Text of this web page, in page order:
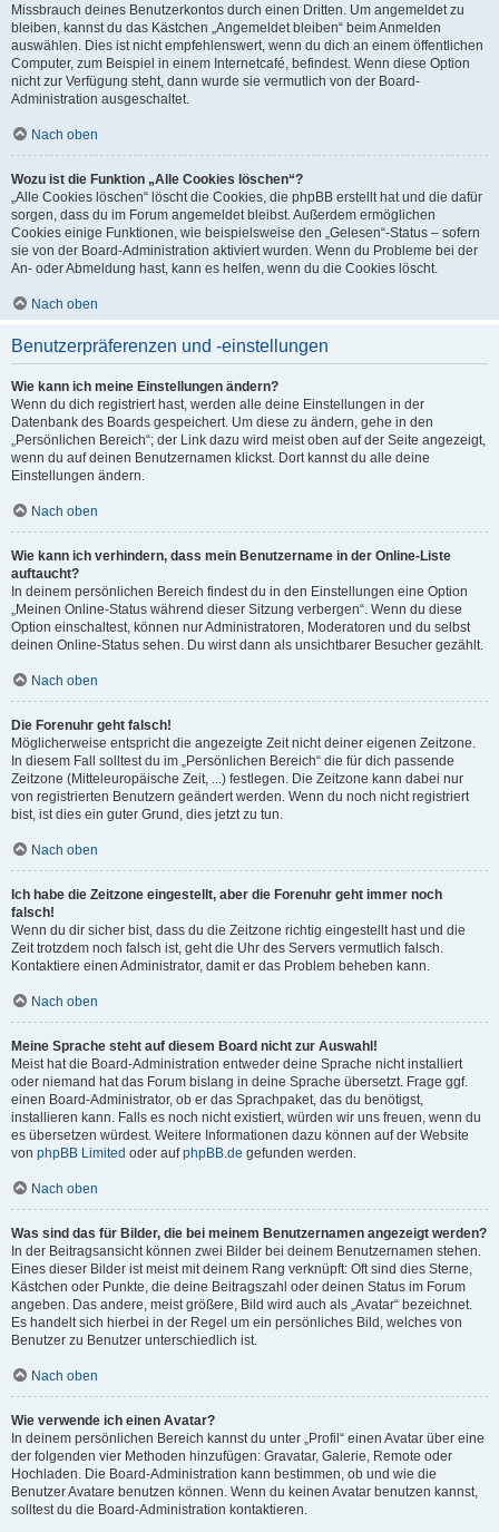
Missbrauch deines Benutzerkontos durch einen Dritten. Um angemeldet zu
bleiben, kannst du das Kästchen „Angemeldet bleiben“ beim Anmelden
auswählen. Dies ist nicht empfehlenswert, wenn du dich an einem öffentlichen
Computer, zum Beispiel in einem Internetcafé, befindest. Wenn diese Option
nicht zur Verfügung steht, dann wurde sie vermutlich von der Board-
Administration ausgeschaltet.
Nach oben
Wozu ist die Funktion „Alle Cookies löschen“?
„Alle Cookies löschen“ löscht die Cookies, die phpBB erstellt hat und die dafür
sorgen, dass du im Forum angemeldet bleibst. Außerdem ermöglichen
Cookies einige Funktionen, wie beispielsweise den „Gelesen“-Status – sofern
sie von der Board-Administration aktiviert wurden. Wenn du Probleme bei der
An- oder Abmeldung hast, kann es helfen, wenn du die Cookies löscht.
Nach oben
Benutzerpräferenzen und -einstellungen
Wie kann ich meine Einstellungen ändern?
Wenn du dich registriert hast, werden alle deine Einstellungen in der
Datenbank des Boards gespeichert. Um diese zu ändern, gehe in den
„Persönlichen Bereich“; der Link dazu wird meist oben auf der Seite angezeigt,
wenn du auf deinen Benutzernamen klickst. Dort kannst du alle deine
Einstellungen ändern.
Nach oben
Wie kann ich verhindern, dass mein Benutzername in der Online-Liste
auftaucht?
In deinem persönlichen Bereich findest du in den Einstellungen eine Option
„Meinen Online-Status während dieser Sitzung verbergen“. Wenn du diese
Option einschaltest, können nur Administratoren, Moderatoren und du selbst
deinen Online-Status sehen. Du wirst dann als unsichtbarer Besucher gezählt.
Nach oben
Die Forenuhr geht falsch!
Möglicherweise entspricht die angezeigte Zeit nicht deiner eigenen Zeitzone.
In diesem Fall solltest du im „Persönlichen Bereich“ die für dich passende
Zeitzone (Mitteleuropäische Zeit, ...) festlegen. Die Zeitzone kann dabei nur
von registrierten Benutzern geändert werden. Wenn du noch nicht registriert
bist, ist dies ein guter Grund, dies jetzt zu tun.
Nach oben
Ich habe die Zeitzone eingestellt, aber die Forenuhr geht immer noch
falsch!
Wenn du dir sicher bist, dass du die Zeitzone richtig eingestellt hast und die
Zeit trotzdem noch falsch ist, geht die Uhr des Servers vermutlich falsch.
Kontaktiere einen Administrator, damit er das Problem beheben kann.
Nach oben
Meine Sprache steht auf diesem Board nicht zur Auswahl!
Meist hat die Board-Administration entweder deine Sprache nicht installiert
oder niemand hat das Forum bislang in deine Sprache übersetzt. Frage ggf.
einen Board-Administrator, ob er das Sprachpaket, das du benötigst,
installieren kann. Falls es noch nicht existiert, würden wir uns freuen, wenn du
es übersetzen würdest. Weitere Informationen dazu können auf der Website
von phpBB Limited oder aufphpBB.de gefunden werden.
Nach oben
Was sind das für Bilder, die bei meinem Benutzernamen angezeigt werden?
In der Beitragsansicht können zwei Bilder bei deinem Benutzernamen stehen.
Eines dieser Bilder ist meist mit deinem Rang verknüpft: Oft sind dies Sterne,
Kästchen oder Punkte, die deine Beitragszahl oder deinen Status im Forum
angeben. Das andere, meist größere, Bild wird auch als „Avatar“ bezeichnet.
Es handelt sich hierbei in der Regel um ein persönliches Bild, welches von
Benutzer zu Benutzer unterschiedlich ist.
Nach oben
Wie verwende ich einen Avatar?
In deinem persönlichen Bereich kannst du unter „Profil“ einen Avatar über eine
der folgenden vier Methoden hinzufügen: Gravatar, Galerie, Remote oder
Hochladen. Die Board-Administration kann bestimmen, ob und wie die
Benutzer Avatare benutzen können. Wenn du keinen Avatar benutzen kannst,
solltest du die Board-Administration kontaktieren.